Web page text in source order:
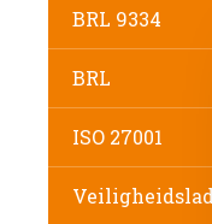
BRL 9334
BRL
ISO 27001